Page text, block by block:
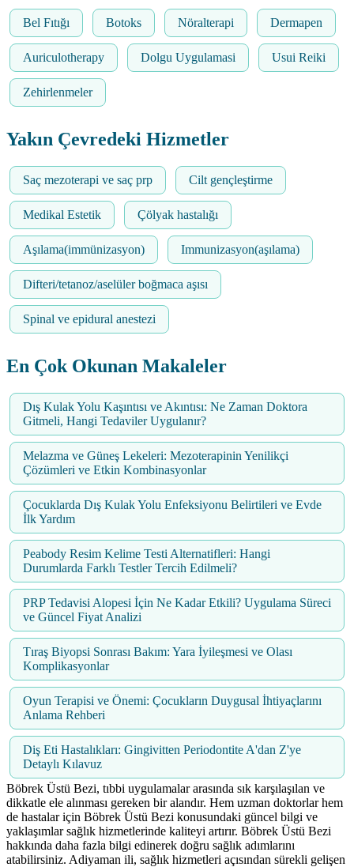
Bel Fıtığı Botoks Nöralterapi Dermapen
Auriculotherapy Dolgu Uygulamasi Usui Reiki
Zehirlenmeler
Yakın Çevredeki Hizmetler
Saç mezoterapi ve saç prp Cilt gençleştirme
Medikal Estetik Çölyak hastalığı
Aşılama(immünizasyon) Immunizasyon(aşılama)
Difteri/tetanoz/aselüler boğmaca aşısı
Spinal ve epidural anestezi
En Çok Okunan Makaleler
Dış Kulak Yolu Kaşıntısı ve Akıntısı: Ne Zaman Doktora
Gitmeli, Hangi Tedaviler Uygulanır?
Melazma ve Güneş Lekeleri: Mezoterapinin Yenilikçi
Çözümleri ve Etkin Kombinasyonlar
Çocuklarda Dış Kulak Yolu Enfeksiyonu Belirtileri ve Evde
İlk Yardım
Peabody Resim Kelime Testi Alternatifleri: Hangi
Durumlarda Farklı Testler Tercih Edilmeli?
PRP Tedavisi Alopesi İçin Ne Kadar Etkili? Uygulama Süreci
ve Güncel Fiyat Analizi
Tıraş Biyopsi Sonrası Bakım: Yara İyileşmesi ve Olası
Komplikasyonlar
Oyun Terapisi ve Önemi: Çocukların Duygusal İhtiyaçlarını
Anlama Rehberi
Diş Eti Hastalıkları: Gingivitten Periodontite A'dan Z'ye
Detaylı Kılavuz
Böbrek Üstü Bezi, tıbbi uygulamalar arasında sık karşılaşılan ve
dikkatle ele alınması gereken bir alandır. Hem uzman doktorlar hem
de hastalar için Böbrek Üstü Bezi konusundaki güncel bilgi ve
yaklaşımlar sağlık hizmetlerinde kaliteyi artırır. Böbrek Üstü Bezi
hakkında daha fazla bilgi edinerek doğru sağlık adımlarını
atabilirsiniz. Adiyaman ili, sağlık hizmetleri açısından sürekli gelişen